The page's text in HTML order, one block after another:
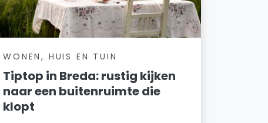
WONEN, HUIS EN TUIN
Tiptop in Breda: rustig kijken
naar een buitenruimte die
klopt